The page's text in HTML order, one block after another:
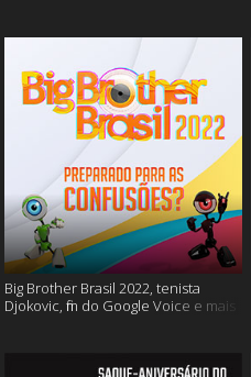
Big Brother Brasil 2022, tenista
Djokovic, fim do Google Voice e mais